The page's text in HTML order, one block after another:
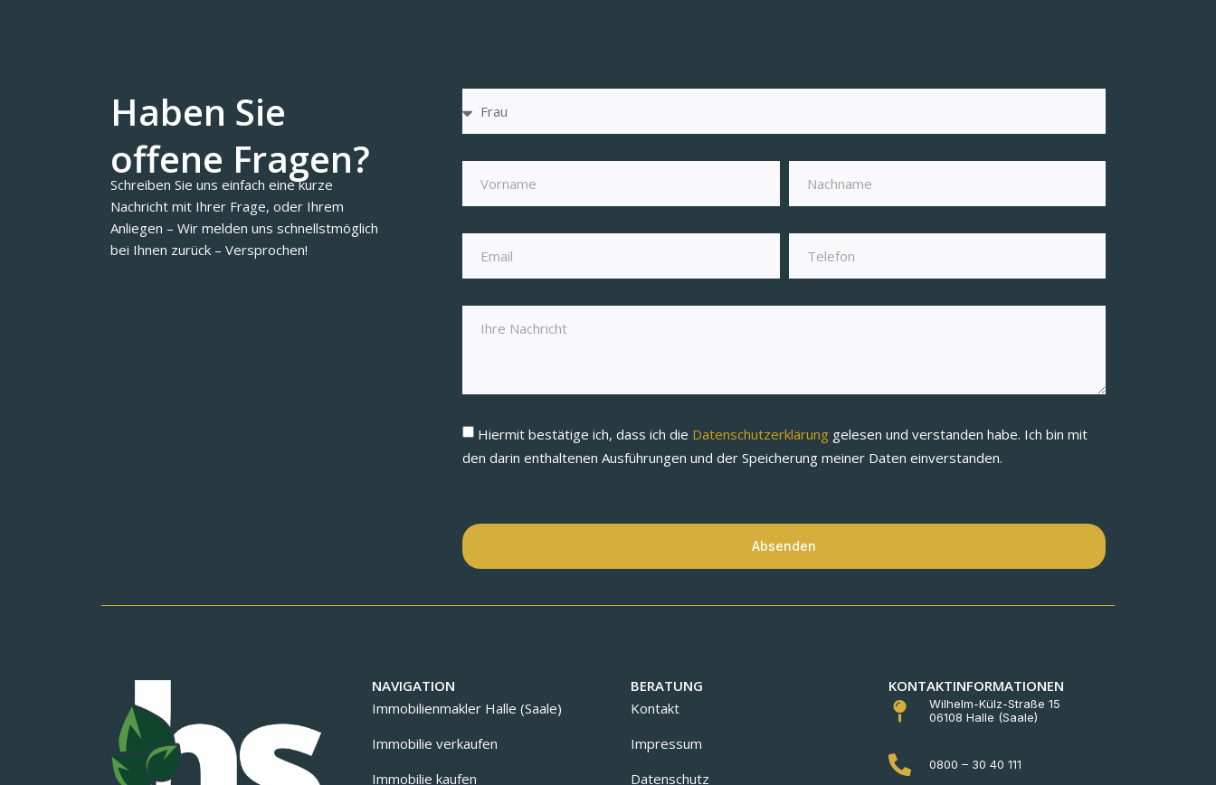
Haben Sie
offene Fragen?
Schreiben Sie uns einfach eine kurze
Nachricht mit Ihrer Frage, oder Ihrem
Anliegen – Wir melden uns schnellstmöglich
bei Ihnen zurück – Versprochen!
Hiermit bestätige ich, dass ich die Datenschutzerklärung gelesen und verstanden habe. Ich bin mit
den darin enthaltenen Ausführungen und der Speicherung meiner Daten einverstanden.
Absenden
NAVIGATION
Immobilienmakler Halle (Saale)
Immobilie verkaufen
Immobilie kaufen
BERATUNG
Kontakt
Impressum
Datenschutz
KONTAKTINFORMATIONEN
Wilhelm-Külz-Straße 15
06108 Halle (Saale)
0800 – 30 40 111